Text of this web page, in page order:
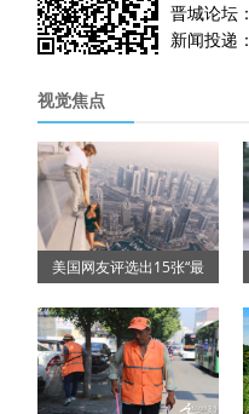
晋城论坛：
新闻投递：
视觉焦点
美国网友评选出15张“最